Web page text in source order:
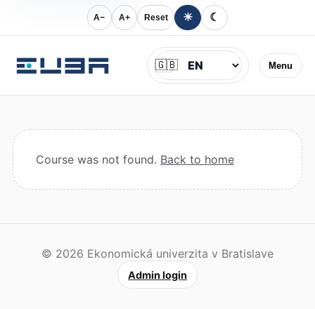
A− A+ Reset ☀ ☾
Menu
Jazyk
🇬🇧
Course was not found. Back to home
© 2026 Ekonomická univerzita v Bratislave
Admin login